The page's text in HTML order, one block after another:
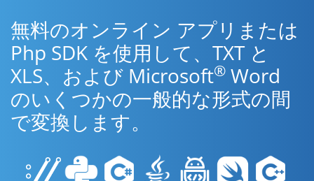
無料のオンライン アプリまたは
Php SDK を使用して、TXT と
XLS、および Microsoft® Word
のいくつかの一般的な形式の間
で変換します。